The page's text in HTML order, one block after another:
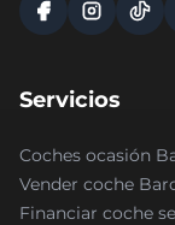
Servicios
Coches ocasión
Vender coche
Financiar coche